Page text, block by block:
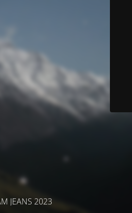
JEANS 2023